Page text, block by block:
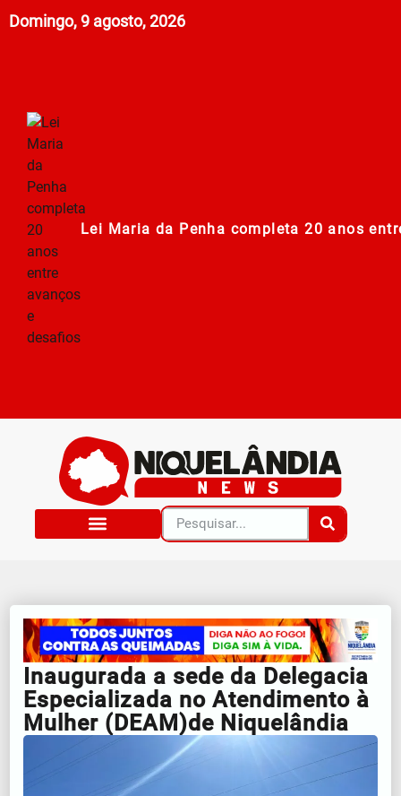
Domingo, 9 agosto, 2026
Lei Maria da Penha completa 20 anos
278ª Romaria do Muquém começa com
Centro Municipal de Apoio aos Romeiros
Polícia Militar de Goiás comemora 168
Inaugurada a sede da Delegacia
Especializada no Atendimento à
Mulher (DEAM)de Niquelândia